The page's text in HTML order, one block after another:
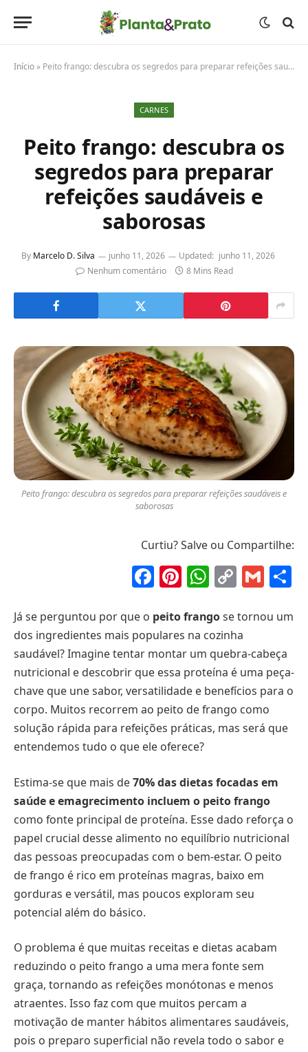
Início » Peito frango: descubra os segredos para preparar refeições saudáveis e saborosas
CARNES
Peito frango: descubra os
segredos para preparar
refeições saudáveis e
saborosas
By Marcelo D. Silva junho 11, 2026 Updated: junho 11, 2026
Nenhum comentário
8 Mins Read
Peito frango: descubra os segredos para preparar refeições saudáveis e
saborosas
Curtiu? Salve ou Compartilhe:
Facebook
Pinterest
Copy
Já se perguntou por que o peito frangose tornou um
dos ingredientes mais populares na cozinha
saudável? Imagine tentar montar um quebra-cabeça
nutricional e descobrir que essa proteína é uma peça-
chave que une sabor, versatilidade e benefícios para o
corpo. Muitos recorrem ao peito de frango como
solução rápida para refeições práticas, mas será que
entendemos tudo o que ele oferece?
Estima-se que mais de70% das dietas focadas em
saúde e emagrecimento incluem o peito frango
como fonte principal de proteína. Esse dado reforça o
papel crucial desse alimento no equilíbrio nutricional
das pessoas preocupadas com o bem-estar. O peito
de frango é rico em proteínas magras, baixo em
gorduras e versátil, mas poucos exploram seu
potencial além do básico.
O problema é que muitas receitas e dietas acabam
reduzindo o peito frango a uma mera fonte sem
graça, tornando as refeições monótonas e menos
atraentes. Isso faz com que muitos percam a
motivação de manter hábitos alimentares saudáveis,
pois o preparo superficial não revela todo o sabor e